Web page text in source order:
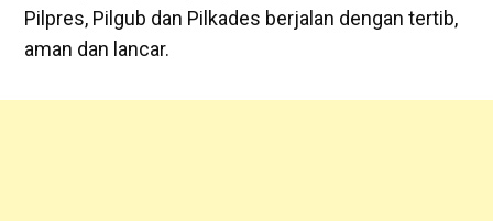
Pilpres, Pilgub dan Pilkades berjalan dengan tertib,
aman dan lancar.